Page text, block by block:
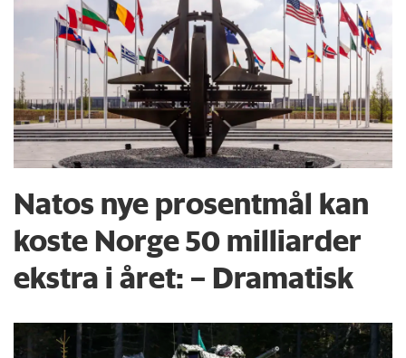
Natos nye prosentmål kan
koste Norge 50 milliarder
ekstra i året: – Dramatisk